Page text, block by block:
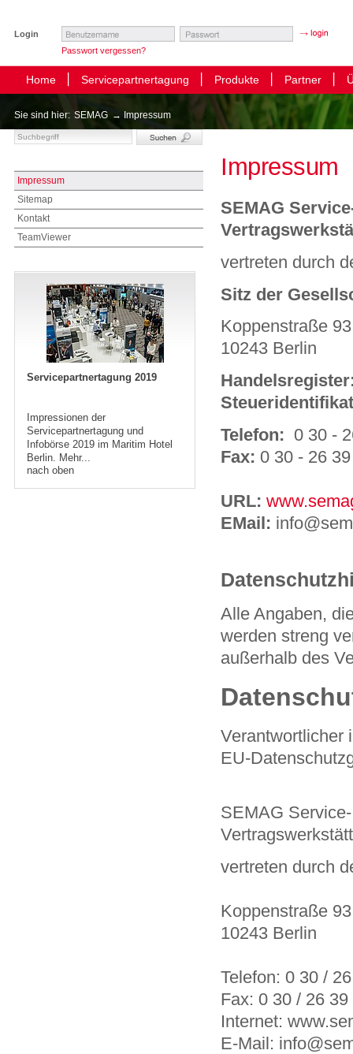
Login
Passwort vergessen?
Home Servicepartnertagung Produkte Partner
Sie sind hier: SEMAG → Impressum
Impressum
Sitemap
Kontakt
TeamViewer
Servicepartnertagung 2019
Impressionen der
Servicepartnertagung und
Infobörse 2019 im Maritim Hotel
Berlin. Mehr...
nach oben
Impressum
SEMAG
vertreten durch
Sitz der
Koppenstraße 93
10243 Berlin
Telefon: 0 30 -
Fax: 0 30 - 26
URL:
EMail:
Alle Angaben,
werden streng
außerhalb des
Verantwortlicher
EU-
SEMAG
vertreten durch
Koppenstraße
10243 Berlin
Telefon: 0 30 /
Fax: 0 30 / 26 39
Internet:
E-Mail: